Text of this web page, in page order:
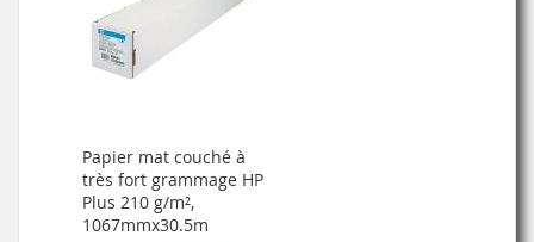
Papier mat couché à
très fort grammage HP
Plus 210 g/m²,
1067mmx30.5m